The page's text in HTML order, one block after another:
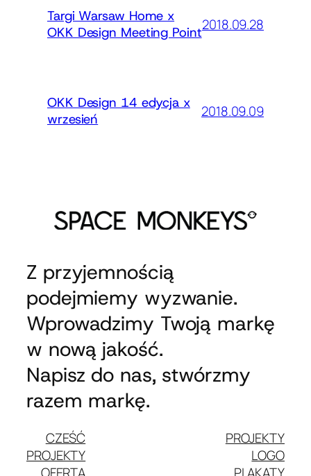
Targi Warsaw Home x
OKK Design Meeting Point2018.09.28
OKK Design 14 edycja x
wrzesień
2018.09.09
Z przyjemnością
podejmiemy wyzwanie.
Wprowadzimy Twoją markę
w nową jakość.
Napisz do nas, stwórzmy
razem markę.
CZEŚĆ
PROJEKTY
PROJEKTY
LOGO